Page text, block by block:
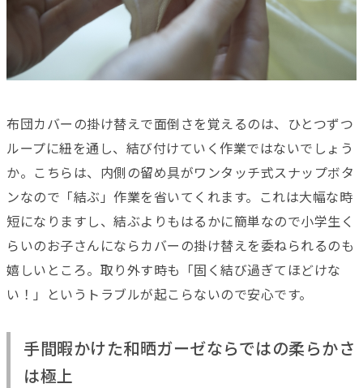
布団カバーの掛け替えで面倒さを覚えるのは、ひとつずつ
ループに紐を通し、結び付けていく作業ではないでしょう
か。こちらは、内側の留め具がワンタッチ式スナップボタ
ンなので「結ぶ」作業を省いてくれます。これは大幅な時
短になりますし、結ぶよりもはるかに簡単なので小学生く
らいのお子さんにならカバーの掛け替えを委ねられるのも
嬉しいところ。取り外す時も「固く結び過ぎてほどけな
い！」というトラブルが起こらないので安心です。
手間暇かけた和晒ガーゼならではの柔らかさ
は極上